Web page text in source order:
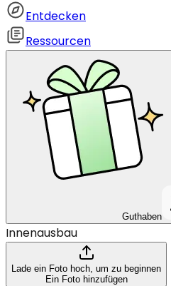
Entdecken
Ressourcen
Guthaben
Innenausbau
Lade ein Foto hoch, um zu beginnen
Ein Foto hinzufügen